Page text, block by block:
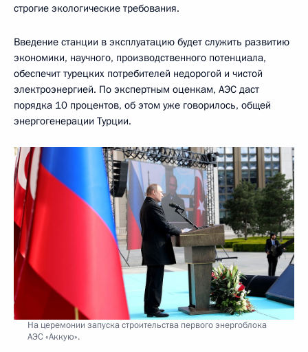
строгие экологические требования.
Введение станции в эксплуатацию будет служить развитию
экономики, научного, производственного потенциала,
обеспечит турецких потребителей недорогой и чистой
электроэнергией. По экспертным оценкам, АЭС даст
порядка 10 процентов, об этом уже говорилось, общей
энергогенерации Турции.
На церемонии запуска строительства первого энергоблока
АЭС «Аккую».